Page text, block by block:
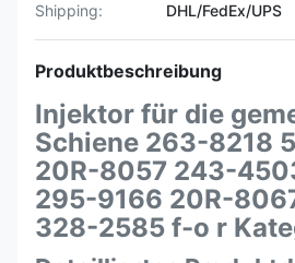
Shipping:
DHL/FedEx/UPS
Produktbeschreibung
Injektor für die
Schiene 263-8218
20R-8057 243-
295-9166 20R-
328-2585 f-o r